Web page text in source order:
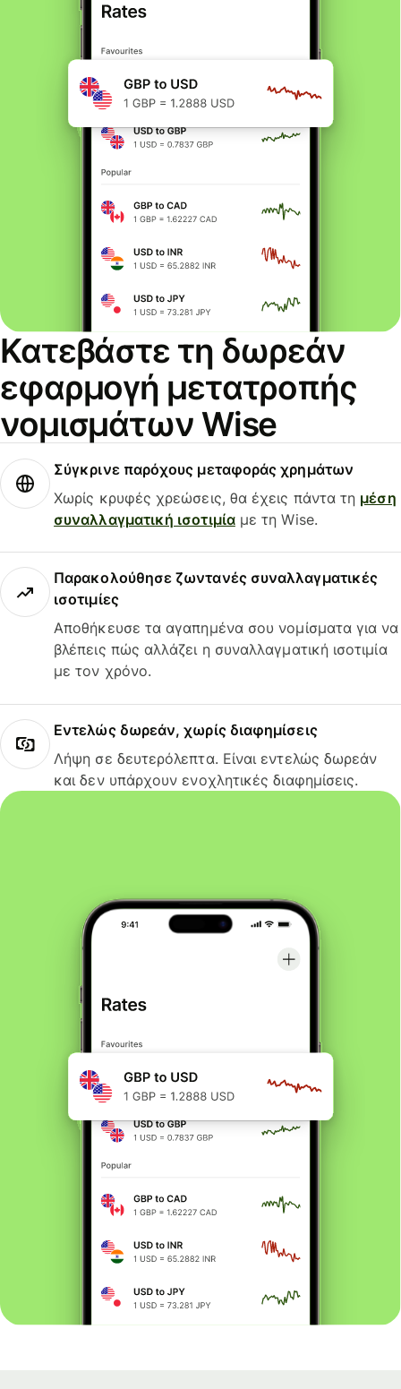
Κατεβάστε τη δωρεάν
εφαρμογή μετατροπής
νομισμάτων Wise
Σύγκρινε παρόχους μεταφοράς χρημάτων
Χωρίς κρυφές χρεώσεις, θα έχεις πάντα τη μέση
συναλλαγματική ισοτιμίαμε τη Wise.
Παρακολούθησε ζωντανές συναλλαγματικές
ισοτιμίες
Αποθήκευσε τα αγαπημένα σου νομίσματα για να
βλέπεις πώς αλλάζει η συναλλαγματική ισοτιμία
με τον χρόνο.
Εντελώς δωρεάν, χωρίς διαφημίσεις
Λήψη σε δευτερόλεπτα. Είναι εντελώς δωρεάν
και δεν υπάρχουν ενοχλητικές διαφημίσεις.